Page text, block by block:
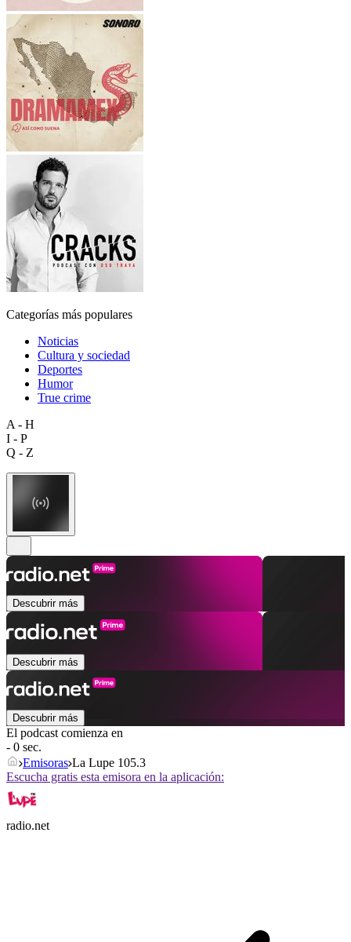
Categorías más populares
Noticias
Cultura y sociedad
Deportes
Humor
True crime
A - H
I - P
Q - Z
Descubrir más
Descubrir más
Descubrir más
El podcast comienza en
- 0 sec.
Emisoras La Lupe 105.3
Escucha gratis esta emisora en la aplicación:
radio.net